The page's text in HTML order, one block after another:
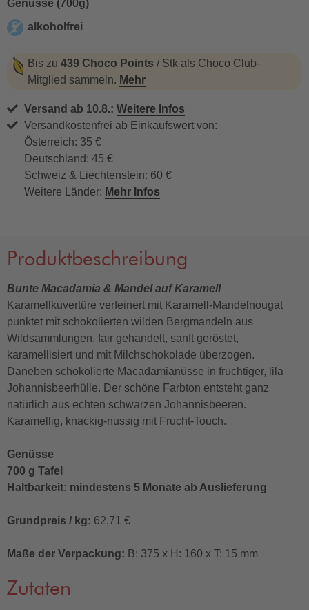
Genüsse (700g)
alkoholfrei
Bis zu 439 Choco Points / Stk als Choco Club-
Mitglied sammeln. Mehr
Versand ab 10.8.: Weitere Infos
Versandkostenfrei ab Einkaufswert von:
Österreich: 35 €
Deutschland: 45 €
Schweiz & Liechtenstein: 60 €
Weitere Länder: Mehr Infos
Produktbeschreibung
Bunte Macadamia & Mandel auf Karamell
Karamellkuvertüre verfeinert mit Karamell-Mandelnougat
punktet mit schokolierten wilden Bergmandeln aus
Wildsammlungen, fair gehandelt, sanft geröstet,
karamellisiert und mit Milchschokolade überzogen.
Daneben schokolierte Macadamianüsse in fruchtiger, lila
Johannisbeerhülle. Der schöne Farbton entsteht ganz
natürlich aus echten schwarzen Johannisbeeren.
Karamellig, knackig-nussig mit Frucht-Touch.
Genüsse
700 g Tafel
Haltbarkeit: mindestens 5 Monate ab Auslieferung
Grundpreis / kg: 62,71 €
Maße der Verpackung: B: 375 x H: 160 x T: 15 mm
Zutaten